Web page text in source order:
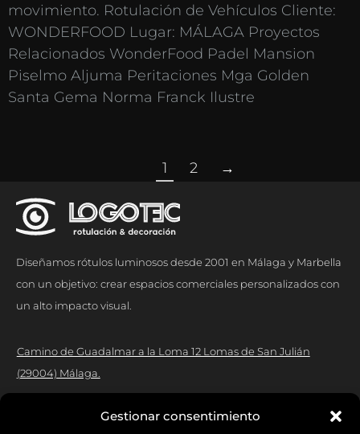
Gestionar consentimiento
movimiento. Rotulación de Vehículos Cliente:
WONDERFOOD Lugar: MÁLAGA Proyectos
Relacionados WonderFood Padel Mansion
Piselmo Aljuma Peritaciones Mga Golden
Santa Gema Norma Franck Ilustre
1 2 →
Diseñamos rótulos luminosos desde 2001 en Málaga y Marbella
con un objetivo: crear espacios comerciales personalizados con
un alto impacto visual.
Camino de Guadalmar a la Loma 12 Lomas de San Julián
(29004) Málaga.